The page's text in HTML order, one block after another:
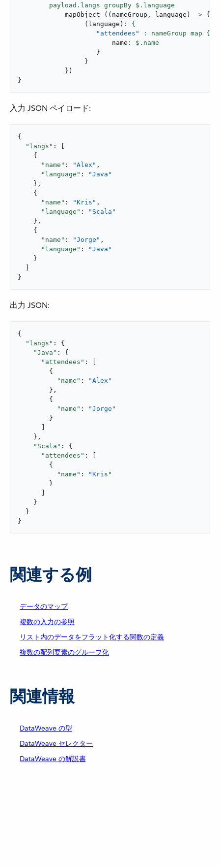
mapObject
( ( nameGroup , language ) -> {
( language )
"attendees"
                        name
}
}
} )
}
入力 JSON ペイロード:
{
"langs" : [
    {
"name" : "Alex" ,
"language" :
"Java"
    },
    {
"name" : "Kris" ,
"language" :
"Scala"
    },
    {
"name" : "Jorge" ,
"language" :
"Java"
    }
}
出力 JSON:
{
"langs" : {
"Java" : {
"attendees" : [
        {
"name" :
"Alex"
        },
        {
"name" :
"Jorge"
        }
    },
"Scala" : {
"attendees" : [
        {
"name" :
"Kris"
        }
    }
  }
}
関連する例
データのマップ
複数の入力の参照
リスト内のデータをフラット化する関数の定義
複数の配列要素のグループ化
関連情報
DataWeave の型
DataWeave セレクター
DataWeave の解説書